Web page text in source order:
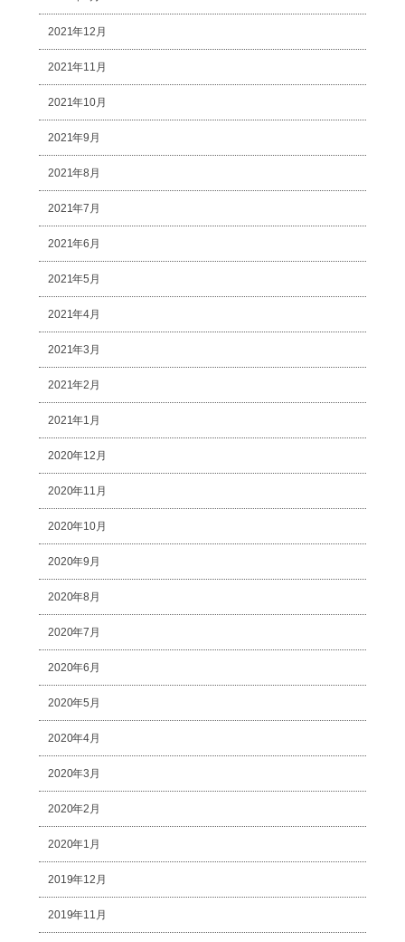
2021年12月
2021年11月
2021年10月
2021年9月
2021年8月
2021年7月
2021年6月
2021年5月
2021年4月
2021年3月
2021年2月
2021年1月
2020年12月
2020年11月
2020年10月
2020年9月
2020年8月
2020年7月
2020年6月
2020年5月
2020年4月
2020年3月
2020年2月
2020年1月
2019年12月
2019年11月